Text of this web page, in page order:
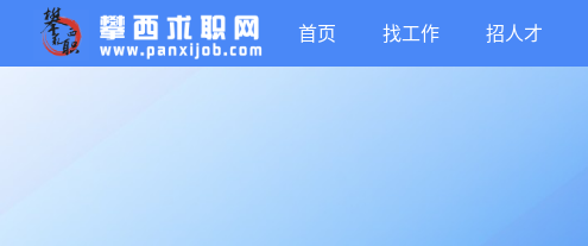
首页 找工作 招人才